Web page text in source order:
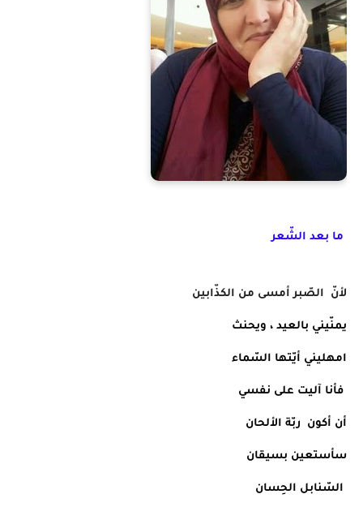
لأنّ  الصّبر أمسى من الكذّابين
يمنّيني بالعيد ، ويحنث
امهليني أيّتها السّماء
أن أكون  ربّة الألحان
سأستعين بسيقان